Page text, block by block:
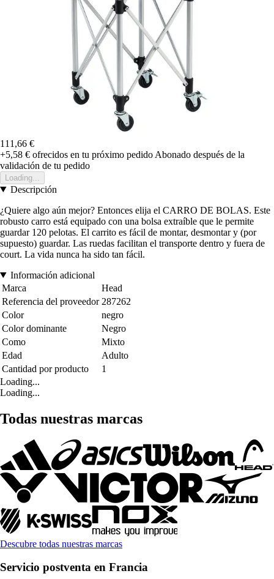
111,66 €
+5,58 € ofrecidos en tu próximo pedido Abonado después de la
validación de tu pedido
Loading...
Descripción
¿Quiere algo aún mejor? Entonces elija el CARRO DE BOLAS. Este
robusto carro está equipado con una bolsa extraíble que le permite
guardar 120 pelotas. El carrito es fácil de montar, desmontar y (por
supuesto) guardar. Las ruedas facilitan el transporte dentro y fuera de
court. La vida nunca ha sido tan fácil.
Información adicional
Marca
Head
Referencia del proveedor 287262
Color
negro
Color dominante
Negro
Como
Mixto
Edad
Adulto
Cantidad por producto
1
Loading...
Loading...
Todas nuestras marcas
Descubre todas nuestras marcas
Servicio postventa en Francia